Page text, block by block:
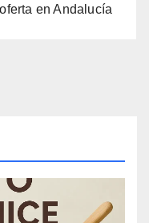
en Andalucía